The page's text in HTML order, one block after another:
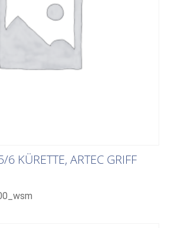
6 KÜRETTE, ARTEC GRIFF